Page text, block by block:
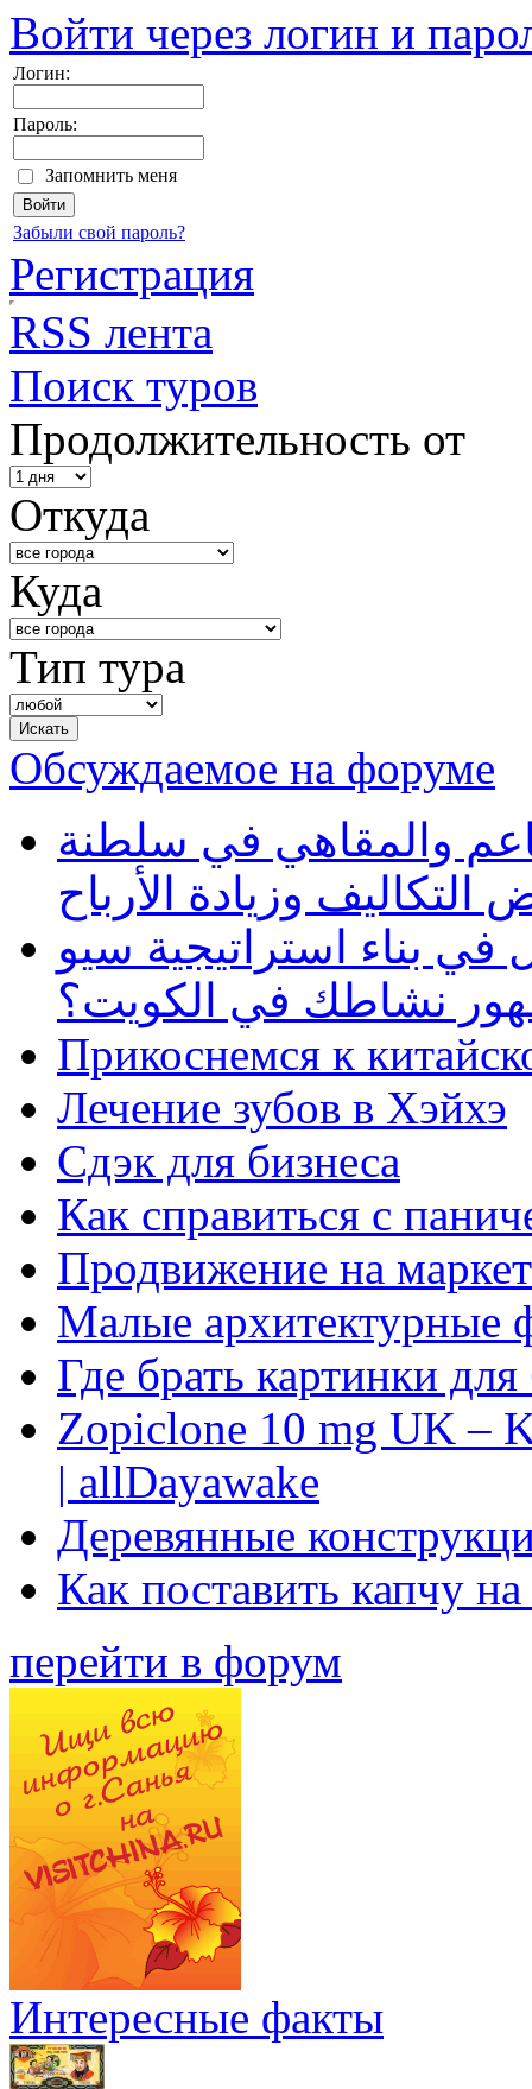
Войти через логин и
Логин:
Пароль:
Запомнить меня
Забыли свой пароль?
Регистрация
RSS лента
Поиск туров
Продолжительность от
Откуда
Куда
Тип тура
Обсуждаемое на форуме
والمقاهي في سلطنة
وزيادة الأرباح
بناء استراتيجية سيو
نشاطك في الكويت؟
Прикоснемся к
Лечение зубов в Хэйхэ
Сдэк для бизнеса
Как справиться с
Продвижение на
Малые архитектурные
Где брать картинки
Zopiclone 10 mg UK –
| allDayawake
Деревянные
Как поставить капчу
перейти в форум
Интересные факты